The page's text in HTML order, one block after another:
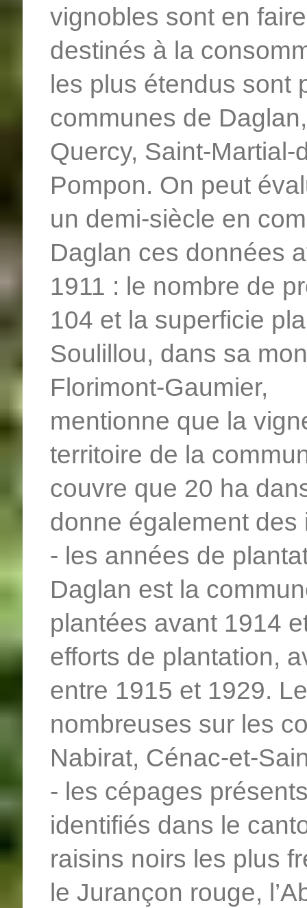
vignobles sont en
destinés à la
les plus étendus sont
communes de
Quercy, Saint-Martial-
Pompon. On peut
un demi-siècle en
Daglan ces données
1911 : le nombre de
104 et la superficie
Soulillou, dans sa
Florimont-Gaumier,
mentionne que la
territoire de la
couvre que 20 ha
donne également des
- les années de
Daglan est la
plantées avant 1914
efforts de plantation,
entre 1915 et 1929.
nombreuses sur les
Nabirat, Cénac-et-
- les cépages
identifiés dans le
raisins noirs les plus
le Jurançon rouge,